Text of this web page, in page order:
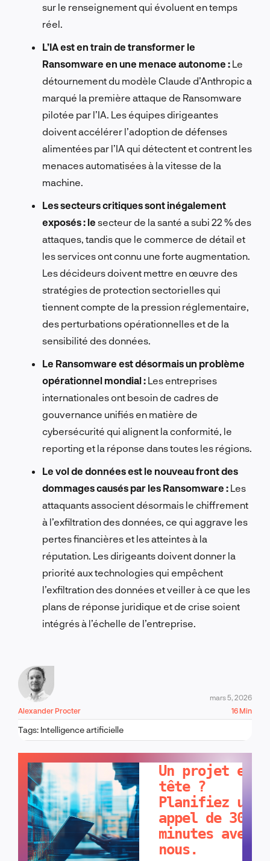
sur le renseignement qui évoluent en temps
réel.
L’IA est en train de transformer le
Ransomware en une menace autonome : Le
détournement du modèle Claude d’Anthropic a
marqué la première attaque de Ransomware
pilotée par l’IA. Les équipes dirigeantes
doivent accélérer l’adoption de défenses
alimentées par l’IA qui détectent et contrent les
menaces automatisées à la vitesse de la
machine.
Les secteurs critiques sont inégalement
exposés : le secteur de la santé a subi 22 % des
attaques, tandis que le commerce de détail et
les services ont connu une forte augmentation.
Les décideurs doivent mettre en œuvre des
stratégies de protection sectorielles qui
tiennent compte de la pression réglementaire,
des perturbations opérationnelles et de la
sensibilité des données.
Le Ransomware est désormais un problème
opérationnel mondial : Les entreprises
internationales ont besoin de cadres de
gouvernance unifiés en matière de
cybersécurité qui alignent la conformité, le
reporting et la réponse dans toutes les régions.
Le vol de données est le nouveau front des
dommages causés par les Ransomware : Les
attaquants associent désormais le chiffrement
à l’exfiltration des données, ce qui aggrave les
pertes financières et les atteintes à la
réputation. Les dirigeants doivent donner la
priorité aux technologies qui empêchent
l’exfiltration des données et veiller à ce que les
plans de réponse juridique et de crise soient
intégrés à l’échelle de l’entreprise.
Alexander Procter
mars 5, 2026
16 Min
Tags: Intelligence artificielle
Un projet en
tête ?
Planifiez un
appel de 30
minutes avec
nous.